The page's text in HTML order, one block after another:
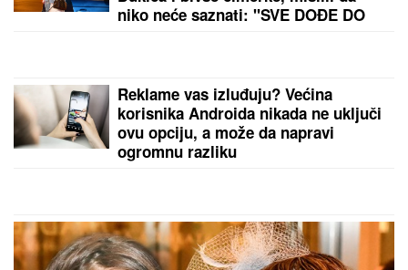
"NJU TREBA LEČITI"Marija Kulić se oglasila nakon
pomirenja Miljane i Zole: Pokazala kakve poruke
dobija i otkrila sve o njihovom odnosu